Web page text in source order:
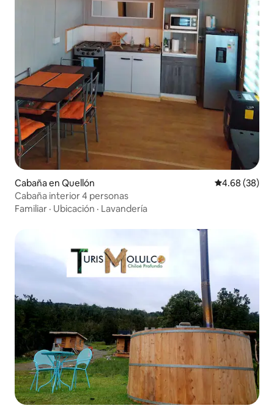
Cabaña en Quellón Calificación
4.68 (38)
Cabaña interior 4 personas
Familiar · Ubicación · Lavandería